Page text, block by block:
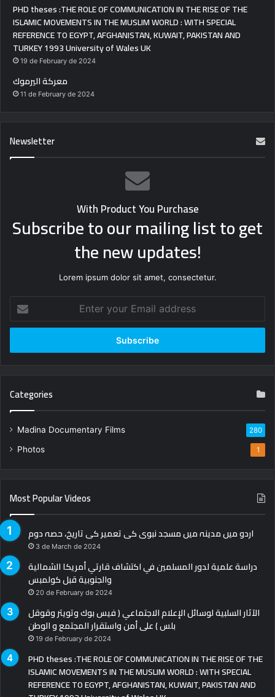
PHD theses :THE ROLE OF COMMUNICATION IN THE RISE OF THE
ISLAMIC MOVEMENTS IN THE MUSLIM WORLD : WITH SPECIAL
REFERENCE TO EGYPT, AFGHANISTAN, KUWAIT, PAKISTAN AND
TURKEY 1993 University of Wales UK
19 de February de 2024
معركة اليرموك
11 de February de 2024
Newsletter
With Product You Purchase
Subscribe to our mailing list to get
the new updates!
Lorem ipsum dolor sit amet, consectetur.
your
Email
Categories
Madina Documentary Films 280
Photos 1
Most Popular Videos
اردو میں مدینہ میں مسجد نبوی کی تعمیر کی تاریخ، حصہ دوم
3 de March de 2024
دراسة علمية لدور المسلمين في اكتشاف قارتي أمريكا الشمالية
والجنوبية قبل كولمبس
20 de February de 2024
الآثار السلبية لوسائل الإعلام الاجتماعي ( فيس بوك وتويتر وقوقل
بلس ) على أمن واستقرار المجتمع و الوطن
19 de February de 2024
PHD theses :THE ROLE OF COMMUNICATION IN THE RISE OF THE
ISLAMIC MOVEMENTS IN THE MUSLIM WORLD : WITH SPECIAL
REFERENCE TO EGYPT, AFGHANISTAN, KUWAIT, PAKISTAN AND